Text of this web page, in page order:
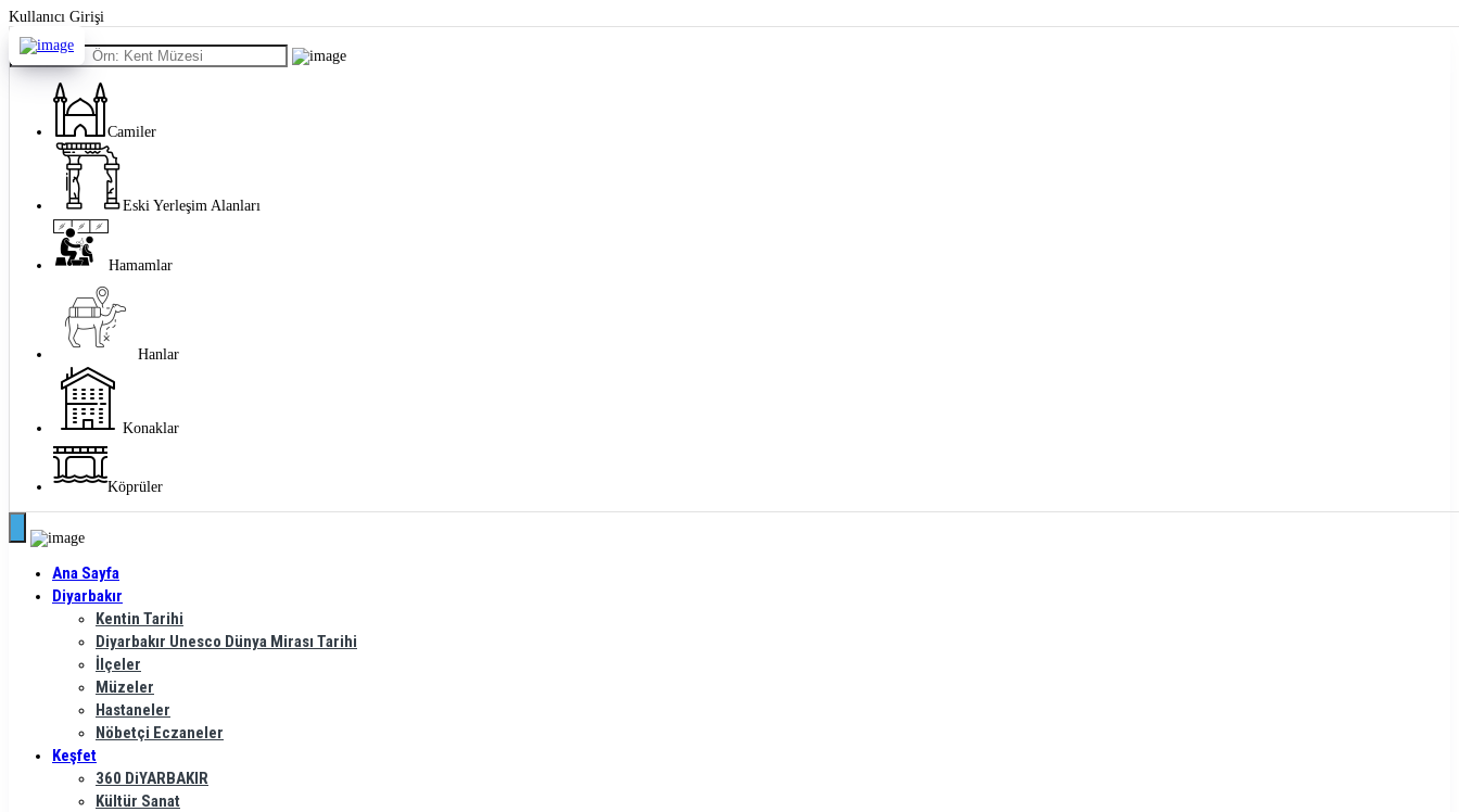
Lütfen
dikkat:
Bu
web
sitesi
erişilebilirlik
sistemi
okuyucu
kullanan
engellilere
ayarlamak
F11'e
Erişilebilirlik
menüsünü
açmak
Control-
basın.
Kullanıcı Girişi
Mekan bul
Camiler
Eski Yerleşim Alanları
Hamamlar
Hanlar
Konaklar
Köprüler
Ana Sayfa
Diyarbakır
Kentin Tarihi
Diyarbakır Unesco Dünya Mirası Tarihi
İlçeler
Müzeler
Hastaneler
Nöbetçi Eczaneler
Keşfet
360 DiYARBAKIR
Kültür Sanat